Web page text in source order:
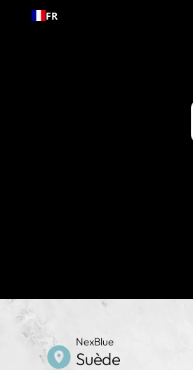
au
FR
NexBlue
Suède